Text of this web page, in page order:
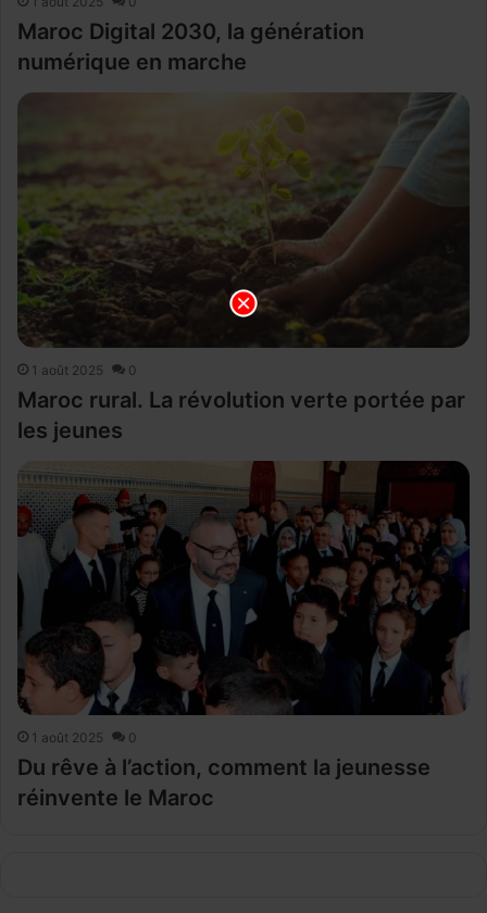
Maroc Digital 2030, la génération
numérique en marche
1 août 2025 0
Maroc rural. La révolution verte portée par
les jeunes
1 août 2025 0
Du rêve à l’action, comment la jeunesse
réinvente le Maroc